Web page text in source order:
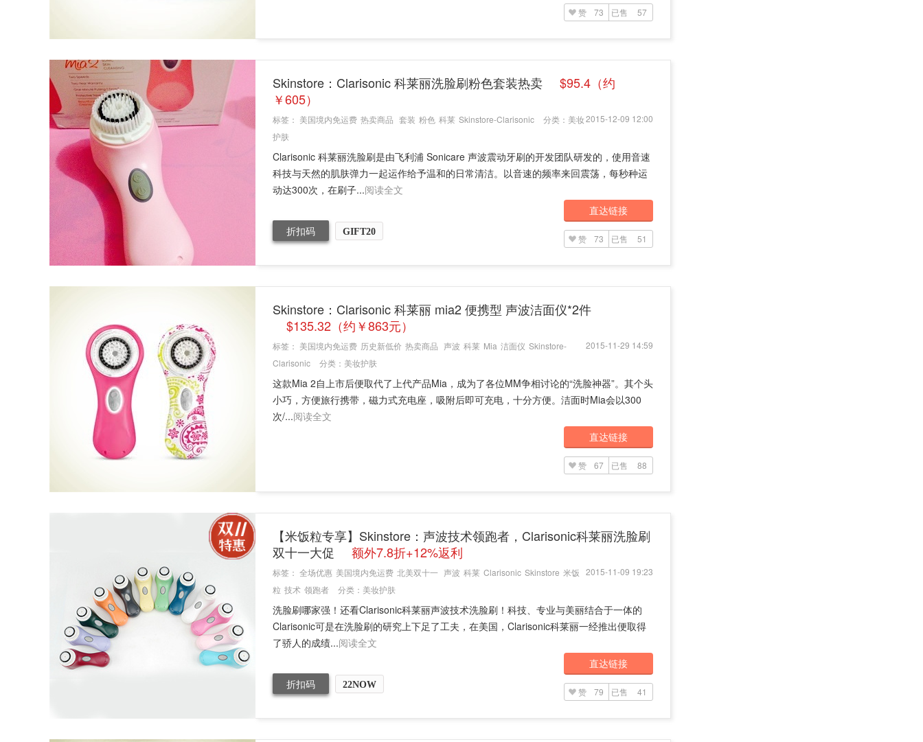
赞 73 已售 57
Skinstore：Clarisonic 科莱丽洗脸刷粉色套装热卖
$95.4（约
￥605）
2015-12-09 12:00
标签： 美国境内免运费 热卖商品 套装 粉色 科莱 Skinstore-Clarisonic 分类： 美妆
护肤
Clarisonic 科莱丽洗脸刷是由飞利浦 Sonicare 声波震动牙刷的开发团队研发的，使用音速
科技与天然的肌肤弹力一起运作给予温和的日常清洁。以音速的频率来回震荡，每秒种运
动达300次，在刷子...阅读全文
折扣码 GIFT20
直达链接
赞 73 已售 51
Skinstore：Clarisonic 科莱丽 mia2 便携型 声波洁面仪*2件
$135.32（约￥863元）
2015-11-29 14:59
标签： 美国境内免运费 历史新低价 热卖商品 声波 科莱 Mia 洁面仪 Skinstore-
Clarisonic
分类： 美妆护肤
这款Mia 2自上市后便取代了上代产品Mia，成为了各位MM争相讨论的“洗脸神器”。其个头
小巧，方便旅行携带，磁力式充电座，吸附后即可充电，十分方便。洁面时Mia会以300
次/...阅读全文
直达链接
赞 67 已售 88
【米饭粒专享】Skinstore：声波技术领跑者，Clarisonic科莱丽洗脸刷
双十一大促
额外7.8折+12%返利
2015-11-09 19:23
标签： 全场优惠 美国境内免运费 北美双十一 声波 科莱 Clarisonic Skinstore 米饭
粒 技术 领跑者 分类： 美妆护肤
洗脸刷哪家强！还看Clarisonic科莱丽声波技术洗脸刷！科技、专业与美丽结合于一体的
Clarisonic可是在洗脸刷的研究上下足了工夫，在美国，Clarisonic科莱丽一经推出便取得
了骄人的成绩...阅读全文
折扣码 22NOW
直达链接
赞 79 已售 41